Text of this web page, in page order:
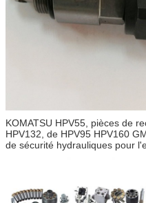
KOMATSU HPV55, pièces de
HPV132, de HPV95 HPV160
de sécurité hydrauliques pour